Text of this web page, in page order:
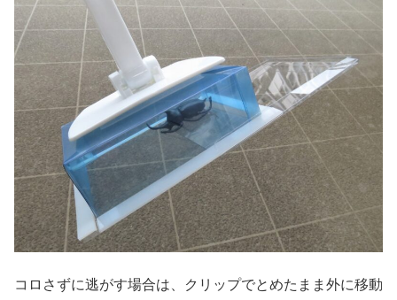
コロさずに逃がす場合は、クリップでとめたまま外に移動